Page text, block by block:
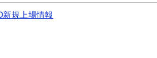
規上場情報